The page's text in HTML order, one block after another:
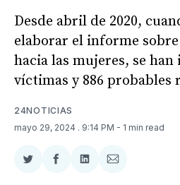
Desde abril de 2020,
elaborar el informe
hacia las mujeres, se
víctimas y 886 probables
24NOTICIAS
mayo 29, 2024 . 9:14 PM - 1 min read
CompartirCompartir
CompartirCompartir